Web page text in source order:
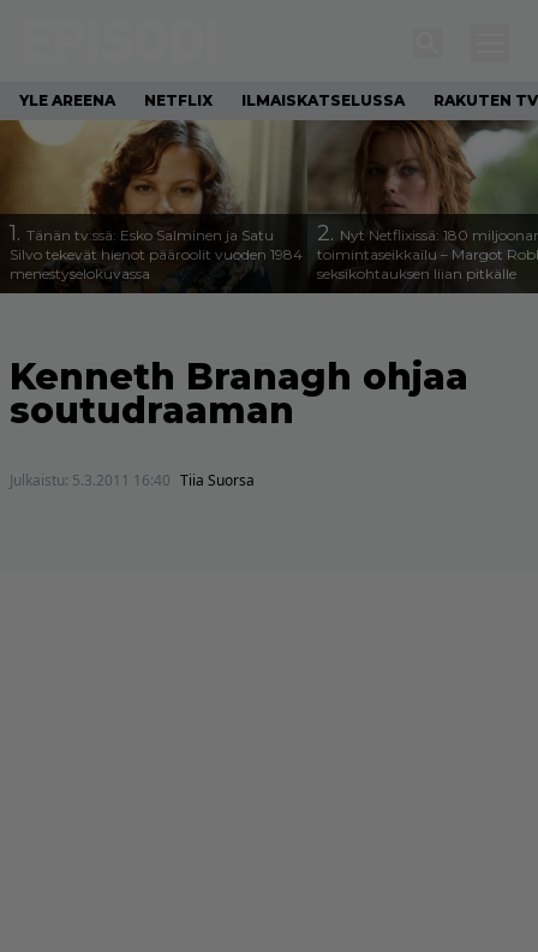
YLE AREENA NETFLIX ILMAISKATSELUSSA RAKUTEN TV
1. Tänän tv:ssä: Esko Salminen ja Satu
Silvo tekevät hienot pääroolit vuoden 1984
menestyselokuvassa
2. Nyt Netflixissä: 180
toimintaseikkailu – Margot
seksikohtauksen liian pitkälle
Kenneth Branagh ohjaa
soutudraaman
Julkaistu: 5.3.2011 16:40 Tiia Suorsa